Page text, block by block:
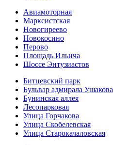
Авиамоторная
Марксистская
Новогиреево
Новокосино
Перово
Площадь Ильича
Шоссе Энтузиастов
Битцевский парк
Бульвар адмирала Ушакова
Бунинская аллея
Лесопарковая
Улица Горчакова
Улица Скобелевская
Улица Старокача­ловская